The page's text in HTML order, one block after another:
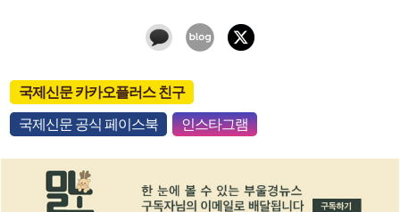
국제신문 카카오플러스 친구
국제신문 공식 페이스북 인스타그램